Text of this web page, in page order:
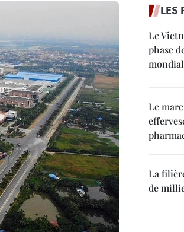
LES
Le
phase
Le
La
de